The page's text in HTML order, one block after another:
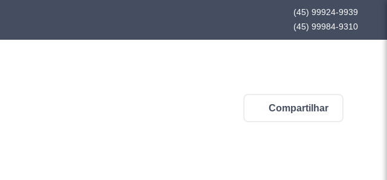
(45) 99924-9939
(45) 99984-9310
Compartilhar